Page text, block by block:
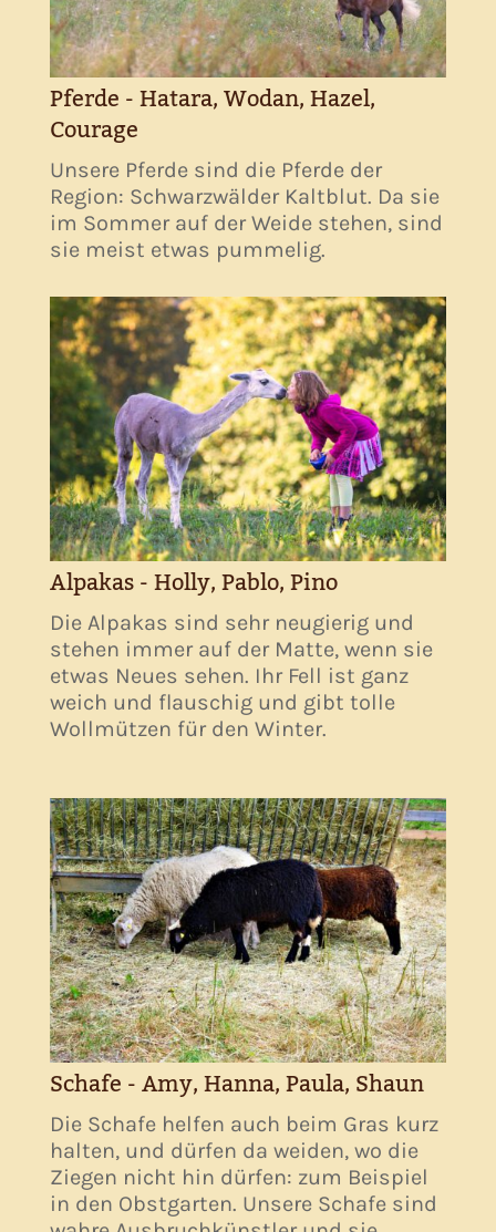
Pferde - Hatara, Wodan, Hazel,
Courage
Unsere Pferde sind die Pferde der
Region: Schwarzwälder Kaltblut. Da sie
im Sommer auf der Weide stehen, sind
sie meist etwas pummelig.
Alpakas - Holly, Pablo, Pino
Die Alpakas sind sehr neugierig und
stehen immer auf der Matte, wenn sie
etwas Neues sehen. Ihr Fell ist ganz
weich und flauschig und gibt tolle
Wollmützen für den Winter.
Schafe - Amy, Hanna, Paula, Shaun
Die Schafe helfen auch beim Gras kurz
halten, und dürfen da weiden, wo die
Ziegen nicht hin dürfen: zum Beispiel
in den Obstgarten. Unsere Schafe sind